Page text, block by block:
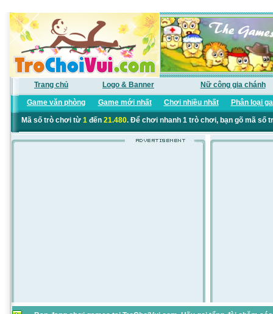
Trang chủ Logo & Banner Nữ công gia chánh
Game văn phòng Game mới nhất Chơi nhiều nhất Phân loại
Mã số trò chơi từ 1đến 21.480. Để chơi nhanh 1 trò chơi, bạn gõ mã số